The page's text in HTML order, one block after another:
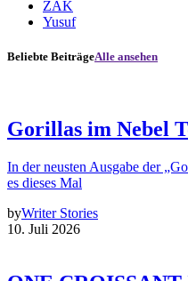
ZAK
Yusuf
Beliebte BeiträgeAlle ansehen
Gorillas im Nebel
In der neusten Ausgabe der
es dieses Mal
byWriter Stories
10. Juli 2026